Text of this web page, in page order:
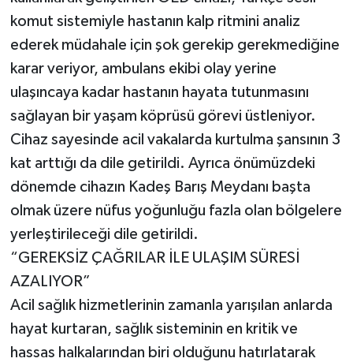
komut sistemiyle hastanın kalp ritmini analiz
ederek müdahale için şok gerekip gerekmediğine
karar veriyor, ambulans ekibi olay yerine
ulaşıncaya kadar hastanın hayata tutunmasını
sağlayan bir yaşam köprüsü görevi üstleniyor.
Cihaz sayesinde acil vakalarda kurtulma şansının 3
kat arttığı da dile getirildi. Ayrıca önümüzdeki
dönemde cihazın Kadeş Barış Meydanı başta
olmak üzere nüfus yoğunluğu fazla olan bölgelere
yerleştirileceği dile getirildi.
“GEREKSİZ ÇAĞRILAR İLE ULAŞIM SÜRESİ
AZALIYOR”
Acil sağlık hizmetlerinin zamanla yarışılan anlarda
hayat kurtaran, sağlık sisteminin en kritik ve
hassas halkalarından biri olduğunu hatırlatarak